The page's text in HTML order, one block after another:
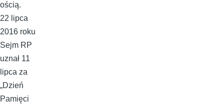
ością.
22 lipca
2016 roku
Sejm RP
uznał 11
lipca za
„Dzień
Pamięci